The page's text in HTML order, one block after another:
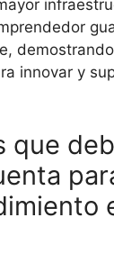
innovar y
que